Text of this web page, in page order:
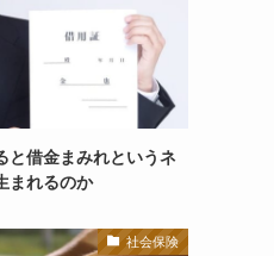
と借金まみれというネ
まれるのか
社会保険